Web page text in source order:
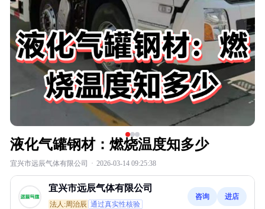
液化气罐钢材：燃烧温度知多少
宜兴市远辰气体有限公司 · 2026-03-14 09:25:38
宜兴市远辰气体有限公司
法人:周治辰 通过真实性核验
咨询 进店